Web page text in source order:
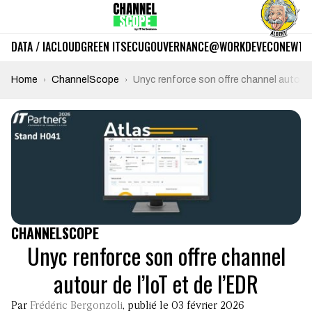
DATA / IACLOUDGREEN ITSECUGOUVERNANCE@WORKDEVECO
Home ChannelScope Unyc renforce son offre channel autour
CHANNELSCOPE
Unyc renforce son offre channel
autour de l’IoT et de l’EDR
Par Frédéric Bergonzoli, publié le 03 février 2026